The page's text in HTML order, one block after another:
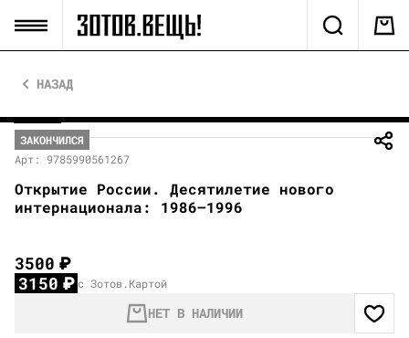
НАЗАД
ЗАКОНЧИЛСЯ
Арт: 9785990561267
Открытие России. Десятилетие нового
интернационала: 1986–1996
3500₽
3150₽ с Зотов.Картой
НЕТ В НАЛИЧИИ